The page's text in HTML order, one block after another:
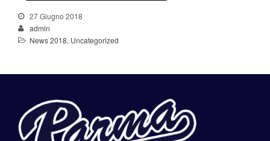
27 Giugno 2018
admin
News 2018, Uncategorized